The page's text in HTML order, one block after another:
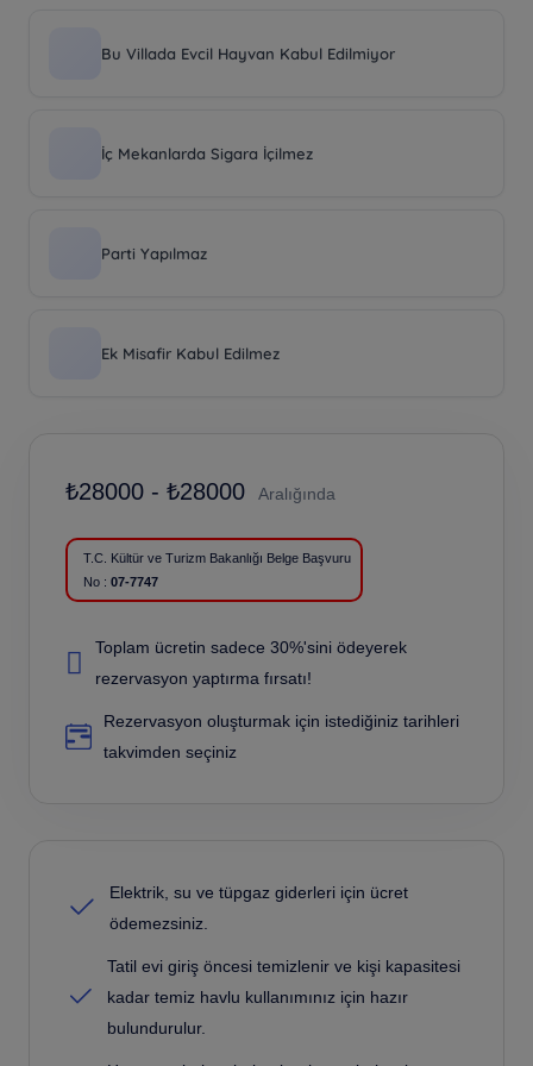
Bu Villada Evcil Hayvan Kabul Edilmiyor
İç Mekanlarda Sigara İçilmez
Parti Yapılmaz
Ek Misafir Kabul Edilmez
₺28000 - ₺28000 Aralığında
T.C. Kültür ve Turizm Bakanlığı Belge Başvuru
No : 07-7747
Toplam ücretin sadece 30%'sini ödeyerek
rezervasyon yaptırma fırsatı!
Rezervasyon oluşturmak için istediğiniz tarihleri
takvimden seçiniz
Elektrik, su ve tüpgaz giderleri için ücret
ödemezsiniz.
Tatil evi giriş öncesi temizlenir ve kişi kapasitesi
kadar temiz havlu kullanımınız için hazır
bulundurulur.